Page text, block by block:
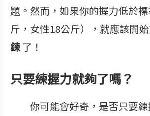
題。然而，如果你的握力低於
斤，女性18公斤），就應該開
鍊 了！
只要練握力就夠了嗎？
你可能會好奇，是否只要練